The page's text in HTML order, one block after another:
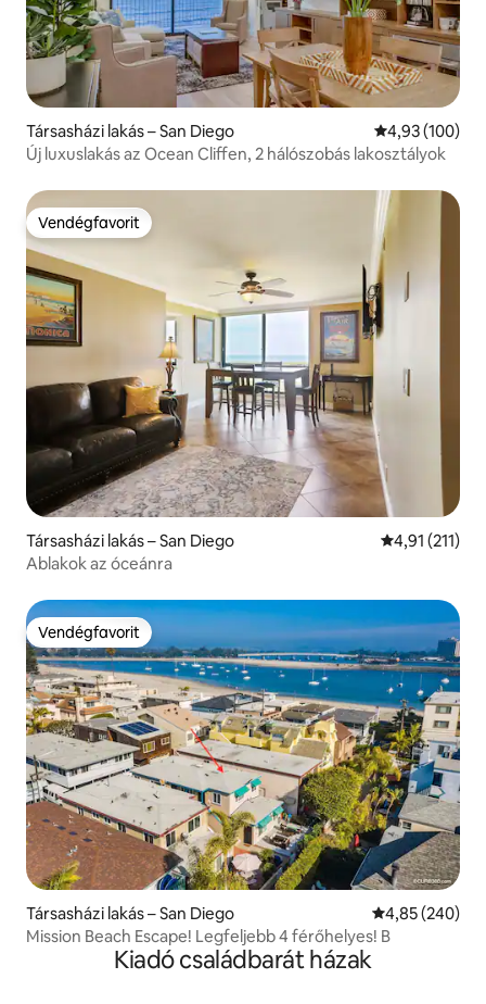
Társasházi lakás – San Diego Átlagos
4,93 (100)
Új luxuslakás az Ocean Cliffen, 2 hálószobás lakosztályok
Vendégfavorit
Vendégfavorit
Társasházi lakás – San Diego Átlagos
4,91 (211)
Ablakok az óceánra
Vendégfavorit
Vendégfavorit
Társasházi lakás – San Diego Átlagos
4,85 (240)
Mission Beach Escape! Legfeljebb 4 férőhelyes! B
Kiadó családbarát házak